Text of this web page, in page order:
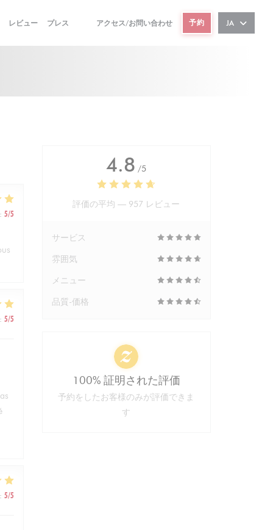
レビュー プレス
((新しいウィンドウで開きます))
((新しいウィンドウで開きます))
アクセス/お問い合わせ 予約 JA
5/5
5/5
5/5
4.8 /5
評価の平均 — 957 レビュー
サービス
雰囲気
メニュー
品質-価格
100% 証明された評価
予約をしたお客様のみが評価できま
す